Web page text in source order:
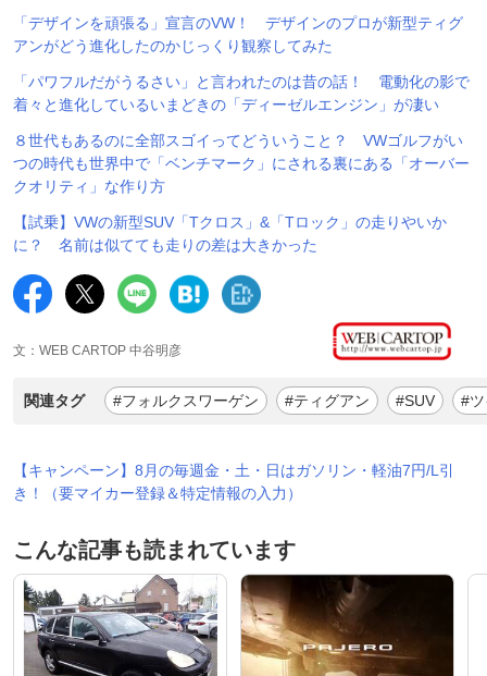
「デザインを頑張る」宣言のVW！ デザインのプロが新型ティグ
アンがどう進化したのかじっくり観察してみた
「パワフルだがうるさい」と言われたのは昔の話！ 電動化の影で
着々と進化しているいまどきの「ディーゼルエンジン」が凄い
８世代もあるのに全部スゴイってどういうこと？ VWゴルフがい
つの時代も世界中で「ベンチマーク」にされる裏にある「オーバー
クオリティ」な作り方
【試乗】VWの新型SUV「Tクロス」&「Tロック」の走りやいか
に？ 名前は似てても走りの差は大きかった
文：WEB CARTOP 中谷明彦
関連タグ #フォルクスワーゲン #ティグアン #SUV #
【キャンペーン】8月の毎週金・土・日はガソリン・軽油7円/L引
き！（要マイカー登録＆特定情報の入力）
こんな記事も読まれています